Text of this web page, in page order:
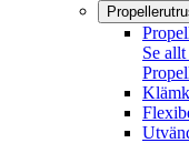
Se